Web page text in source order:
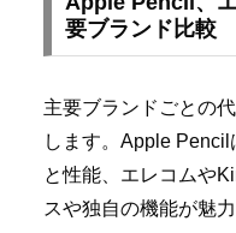
要ブランド比較
主要ブランドごとの
します。Apple
と性能、エレコムや
スや独自の機能が魅力